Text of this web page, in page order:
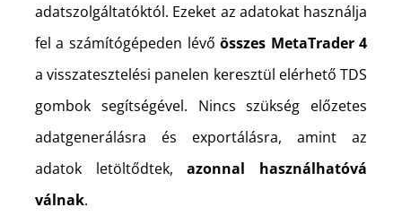
adatszolgáltatóktól. Ezeket az adatokat használja
fel a számítógépeden lévőösszes MetaTrader 4
a visszatesztelési panelen keresztül elérhető TDS
gombok segítségével. Nincs szükség előzetes
adatgenerálásra és exportálásra, amint az
adatok letöltődtek,azonnal használhatóvá
válnak.